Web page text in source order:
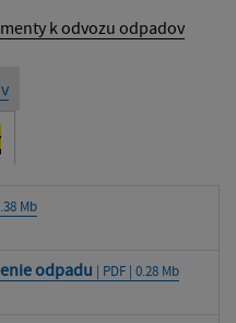
k odvozu odpadov
Mb
odpadu | PDF | 0.28 Mb